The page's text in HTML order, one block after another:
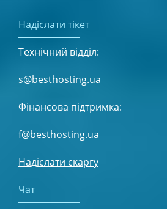
Надіслати тікет
Технічний відділ:
s@besthosting.ua
Фінансова підтримка:
f@besthosting.ua
Надіслати скаргу
Чат